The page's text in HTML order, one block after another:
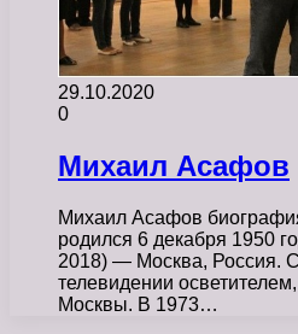
29.10.2020
0
Михаил Асафов
Михаил Асафов
родился 6 декабря 1950
2018) — Москва, Россия.
телевидении
Москвы. В 1973…